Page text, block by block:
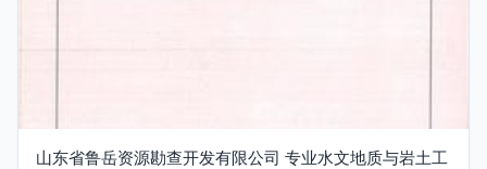
山东省鲁岳资源勘查开发有限公司 专业水文地质与岩土工